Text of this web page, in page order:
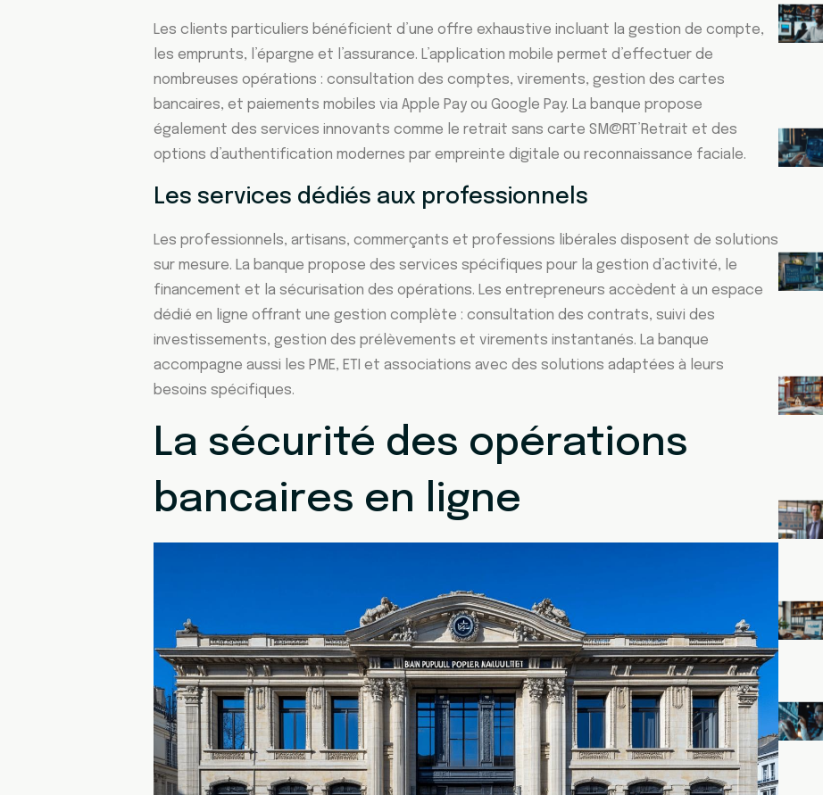
Les clients particuliers bénéficient d’une offre exhaustive incluant la gestion de compte,
les emprunts, l’épargne et l’assurance. L’application mobile permet d’effectuer de
nombreuses opérations : consultation des comptes, virements, gestion des cartes
bancaires, et paiements mobiles via Apple Pay ou Google Pay. La banque propose
également des services innovants comme le retrait sans carte SM@RT’Retrait et des
options d’authentification modernes par empreinte digitale ou reconnaissance faciale.
Les services dédiés aux professionnels
Les professionnels, artisans, commerçants et professions libérales disposent de solutions
sur mesure. La banque propose des services spécifiques pour la gestion d’activité, le
financement et la sécurisation des opérations. Les entrepreneurs accèdent à un espace
dédié en ligne offrant une gestion complète : consultation des contrats, suivi des
investissements, gestion des prélèvements et virements instantanés. La banque
accompagne aussi les PME, ETI et associations avec des solutions adaptées à leurs
besoins spécifiques.
La sécurité des opérations
bancaires en ligne